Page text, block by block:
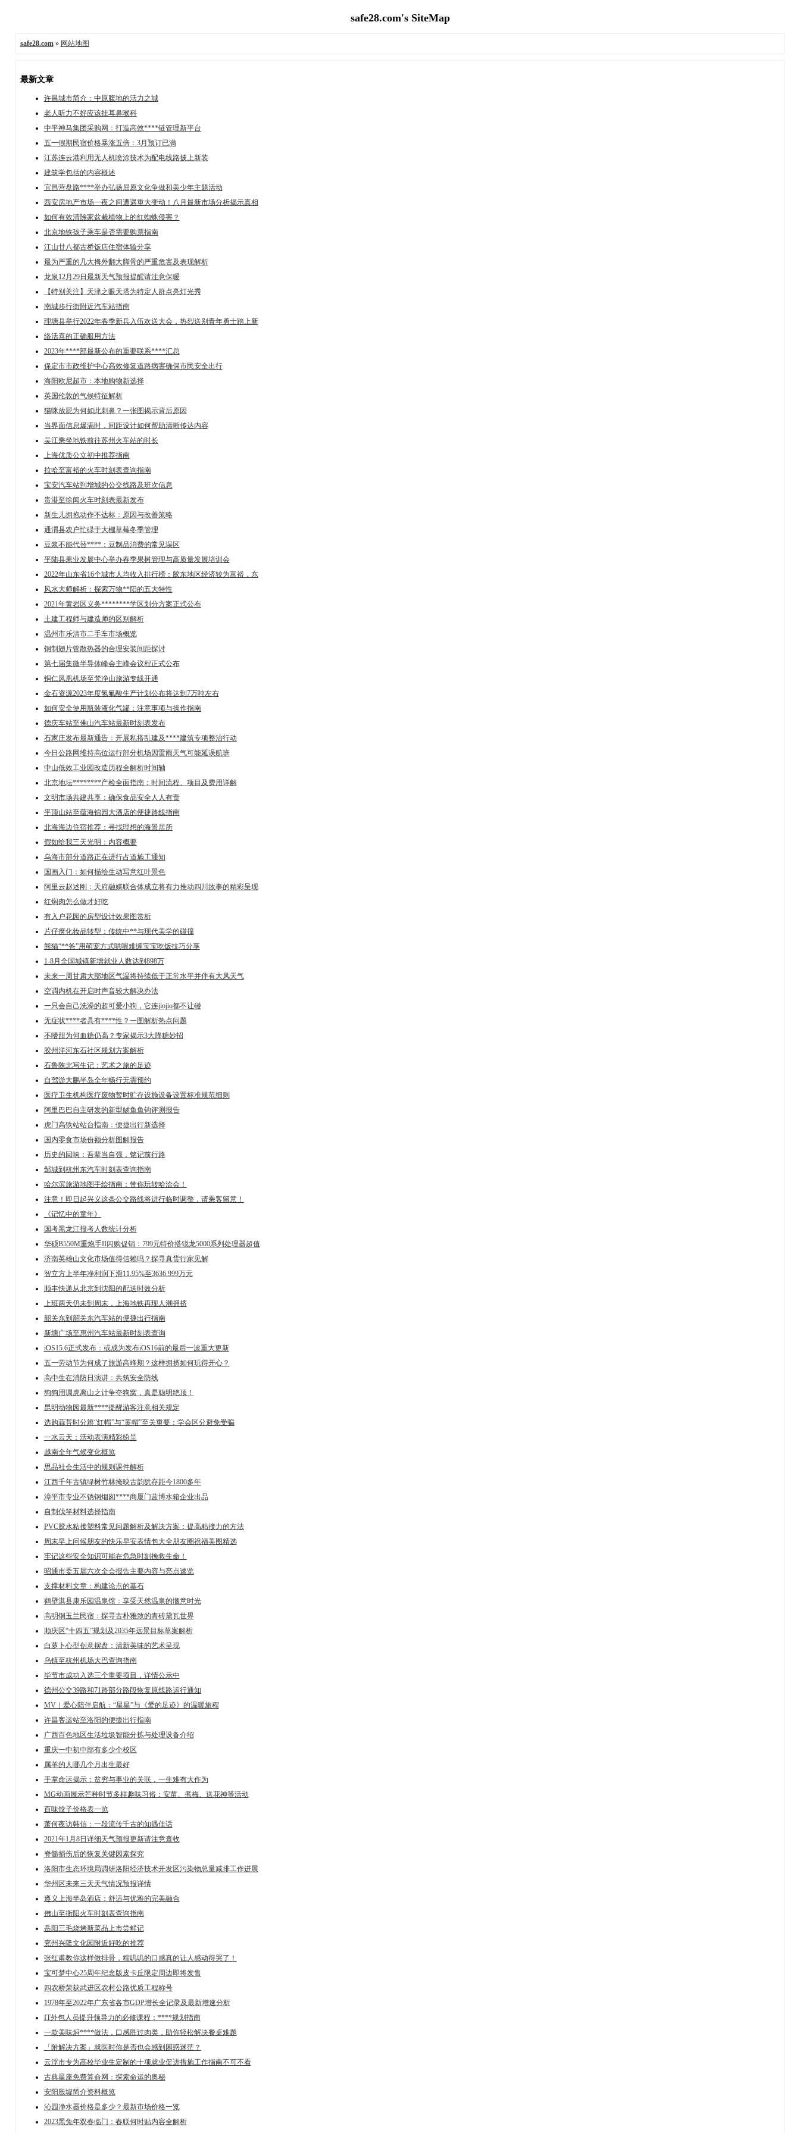
safe28.com's SiteMap
safe28.com» 网站地图
最新文章
许昌城市简介：中原腹地的活力之城
老人听力不好应该挂耳鼻喉科
中平神马集团采购网：打造高效****链管理新平台
五一假期民宿价格暴涨五倍：3月预订已满
江苏连云港利用无人机喷涂技术为配电线路披上新装
建筑学包括的内容概述
宜昌营盘路****举办弘扬屈原文化争做和美少年主题活动
西安房地产市场一夜之间遭遇重大变动！八月最新市场分析揭示真相
如何有效清除家盆栽植物上的红蜘蛛侵害？
北京地铁孩子乘车是否需要购票指南
江山廿八都古桥饭店住宿体验分享
最为严重的几大拇外翻大脚骨的严重危害及表现解析
龙泉12月29日最新天气预报提醒请注意保暖
【特别关注】天津之眼天塔为特定人群点亮灯光秀
南城步行街附近汽车站指南
理塘县举行2022年春季新兵入伍欢送大会，热烈送别青年勇士踏上新
络活喜的正确服用方法
2023年****部最新公布的重要联系****汇总
保定市市政维护中心高效修复道路病害确保市民安全出行
海阳欧尼超市：本地购物新选择
英国伦敦的气候特征解析
猫咪放屁为何如此刺鼻？一张图揭示背后原因
当界面信息爆满时，间距设计如何帮助清晰传达内容
吴江乘坐地铁前往苏州火车站的时长
上海优质公立初中推荐指南
拉哈至富裕的火车时刻表查询指南
宝安汽车站到增城的公交线路及班次信息
贵港至徐闻火车时刻表最新发布
新生儿拥抱动作不达标：原因与改善策略
通渭县农户忙碌于大棚草莓冬季管理
豆浆不能代替****：豆制品消费的常见误区
平陆县果业发展中心举办春季果树管理与高质量发展培训会
2022年山东省16个城市人均收入排行榜：胶东地区经济较为富裕，东
风水大师解析：探索万物**阳的五大特性
2021年黄岩区义务********学区划分方案正式公布
土建工程师与建造师的区别解析
温州市乐清市二手车市场概览
钢制翅片管散热器的合理安装间距探讨
第七届集微半导体峰会主峰会议程正式公布
铜仁凤凰机场至梵净山旅游专线开通
金石资源2023年度氢氟酸生产计划公布将达到7万吨左右
如何安全使用瓶装液化气罐：注意事项与操作指南
德庆车站至佛山汽车站最新时刻表发布
石家庄发布最新通告：开展私搭乱建及****建筑专项整治行动
今日公路网维持高位运行部分机场因雷雨天气可能延误航班
中山低效工业园改造历程全解析时间轴
北京地坛********产检全面指南：时间流程、项目及费用详解
文明市场共建共享：确保食品安全人人有责
平顶山站至蕴海锦园大酒店的便捷路线指南
北海海边住宿推荐：寻找理想的海景居所
假如给我三天光明：内容概要
乌海市部分道路正在进行占道施工通知
国画入门：如何描绘生动写意红叶景色
阿里云赵述刚：天府融媒联合体成立将有力推动四川故事的精彩呈现
红焖肉怎么做才好吃
有入户花园的房型设计效果图赏析
片仔癀化妆品转型：传统中**与现代美学的碰撞
熊猫“**爸”用萌宠方式哄喂难缠宝宝吃饭技巧分享
1-8月全国城镇新增就业人数达到898万
未来一周甘肃大部地区气温将持续低于正常水平并伴有大风天气
空调内机在开启时声音较大解决办法
一只会自己洗澡的超可爱小狗，它连jiojio都不让碰
无症状****者具有****性？一图解析热点问题
不嗜甜为何血糖仍高？专家揭示3大降糖妙招
胶州洋河东石社区规划方案解析
石鲁陕北写生记：艺术之旅的足迹
自驾游大鹏半岛全年畅行无需预约
医疗卫生机构医疗废物暂时贮存设施设备设置标准规范细则
阿里巴巴自主研发的新型鲅鱼鱼钩评测报告
虎门高铁站站台指南：便捷出行新选择
国内零食市场份额分析图解报告
历史的回响：吾辈当自强，铭记前行路
邹城到杭州东汽车时刻表查询指南
哈尔滨旅游地图手绘指南：带你玩转哈洽会！
注意！即日起兴义这条公交路线将进行临时调整，请乘客留意！
《记忆中的童年》
国考黑龙江报考人数统计分析
华硕B550M重炮手II闪购促销：799元特价搭锐龙5000系列处理器超值
济南英雄山文化市场值得信赖吗？探寻真货行家见解
智立方上半年净利润下滑11.95%至3636.999万元
顺丰快递从北京到沈阳的配送时效分析
上班两天仍未到周末，上海地铁再现人潮拥挤
韶关东到韶关东汽车站的便捷出行指南
新塘广场至惠州汽车站最新时刻表查询
iOS15.6正式发布：或成为发布iOS16前的最后一波重大更新
五一劳动节为何成了旅游高峰期？这样拥挤如何玩得开心？
高中生在消防日演讲：共筑安全防线
狗狗用调虎离山之计争夺狗窝，真是聪明绝顶！
昆明动物园最新****提醒游客注意相关规定
选购蒜苔时分辨“红帽”与“黄帽”至关重要：学会区分避免受骗
一水云天：活动表演精彩纷呈
越南全年气候变化概览
思品社会生活中的规则课件解析
江西千年古镇绿树竹林掩映古韵犹存距今1800多年
漳平市专业不锈钢烟囱****商厦门蓝博水箱企业出品
自制伐竿材料选择指南
PVC胶水粘接塑料常见问题解析及解决方案：提高粘接力的方法
周末早上问候朋友的快乐早安表情包大全朋友圈祝福美图精选
牢记这些安全知识可能在危急时刻挽救生命！
昭通市委五届六次全会报告主要内容与亮点速览
支撑材料文章：构建论点的基石
鹤壁淇县康乐园温泉馆：享受天然温泉的惬意时光
高明铜玉兰民宿：探寻古朴雅致的青砖黛瓦世界
顺庆区“十四五”规划及2035年远景目标草案解析
白萝卜心型创意摆盘：清新美味的艺术呈现
乌镇至杭州机场大巴查询指南
毕节市成功入选三个重要项目，详情公示中
德州公交39路和71路部分路段恢复原线路运行通知
MV｜爱心陪伴启航：“星星”与《爱的足迹》的温暖旅程
许昌客运站至洛阳的便捷出行指南
广西百色地区生活垃圾智能分拣与处理设备介绍
重庆一中初中部有多少个校区
属羊的人哪几个月出生最好
手掌命运揭示：贫穷与事业的关联，一生难有大作为
MG动画展示芒种时节多样趣味习俗：安苗、煮梅、送花神等活动
百味饺子价格表一览
萧何夜访韩信：一段流传千古的知遇佳话
2021年1月8日详细天气预报更新请注意查收
脊髓损伤后的恢复关键因素探究
洛阳市生态环境局调研洛阳经济技术开发区污染物总量减排工作进展
华州区未来三天天气情况预报详情
遵义上海半岛酒店：舒适与优雅的完美融合
佛山至衡阳火车时刻表查询指南
岳阳三毛烧烤新菜品上市尝鲜记
兖州兴隆文化园附近好吃的推荐
张红甫教你这样做排骨，糯叽叽的口感真的让人感动得哭了！
宝可梦中心25周年纪念版皮卡丘限定周边即将发售
四农桥荣获武进区农村公路优质工程称号
1978年至2022年广东省各市GDP增长全记录及最新增速分析
IT外包人员提升领导力的必修课程：****规划指南
一款美味焖****做法，口感胜过肉类，助你轻松解决餐桌难题
「附解决方案」就医时你是否也会感到困惑迷茫？
云浮市专为高校毕业生定制的十项就业促进措施工作指南不可不看
古典星座免费算命网：探索命运的奥秘
安阳殷墟简介资料概览
沁园净水器价格是多少？最新市场价格一览
2023黑兔年双春临门：春联何时贴内容全解析